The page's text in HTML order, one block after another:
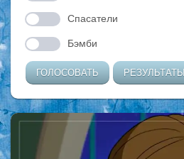
Спасатели
Бэмби
ГОЛОСОВАТЬ РЕЗУЛЬТАТЫ